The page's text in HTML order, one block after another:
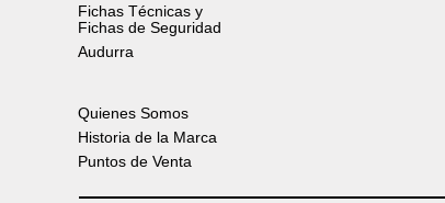
Fichas Técnicas y
Fichas de Seguridad
Audurra
Quienes Somos
Historia de la Marca
Puntos de Venta